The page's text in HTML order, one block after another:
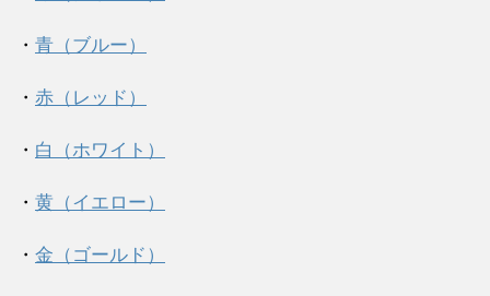
・ 青（ブルー）
・ 赤（レッド）
・ 白（ホワイト）
・ 黄（イエロー）
・ 金（ゴールド）